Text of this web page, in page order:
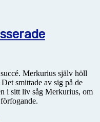
Merkurius själv höll
smittade av sig på de
i sitt liv såg Merkurius, om